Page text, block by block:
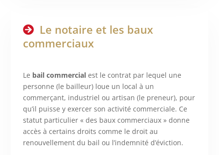
Le notaire et les baux
commerciaux
Le bail commercial est le contrat par lequel une
personne (le bailleur) loue un local à un
commerçant, industriel ou artisan (le preneur), pour
qu’il puisse y exercer son activité commerciale. Ce
statut particulier « des baux commerciaux » donne
accès à certains droits comme le droit au
renouvellement du bail ou l’indemnité d’éviction.